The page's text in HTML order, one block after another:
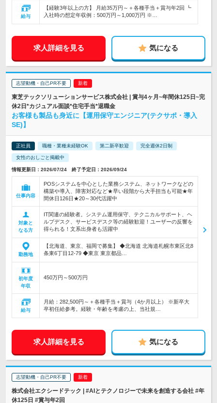
給与
【経験3年以上の方】 月給35万円～＋各種手当＋賞与年2回 ┗
入社時の想定年収例：500万円～1,000万円 ※…
求人詳細を見る 気になる
志望動機・自己PR不要
東芝テックソリューションサービス株式会社 | 賞与4ヶ月~年間休125日~完
休2日*カジュアル面談*住宅手当*退職金
お客様も製品も身近に【運用保守エンジニア(テクサポ・導入
SE)】
正社員 職種・業種未経験OK 第二新卒歓迎 完全週休2日制
女性のおしごと掲載中
情報更新日：2026/07/24 終了予定日：2026/09/24
仕事内容
POSシステムを中心とした業務システム、ネットワークなどの
構築や導入、障害対応など★早い段階から大手担当も可能★年
間休日126日★20～30代活躍中
対象と
なる方
IT関連の経験者。システム運用保守、テクニカルサポート、ヘ
ルプデスク、サービスデスク等の経験歓迎！ユーザーの反響を
得られる！文系出身者も活躍中
勤務地
【北海道、東京、福岡で募集】 ◆北海道 北海道札幌市東区北8
条東6丁目12-79 ◆東京 東京都品…
初年度
年収
450万円～500万円
給与
月給：282,500円～＋各種手当＋賞与（4か月以上） ※新卒大
卒初任給参考。経験・年齢を考慮の上、当社規…
求人詳細を見る 気になる
志望動機・自己PR不要
株式会社エクシードテック | #AIとテクノロジーで未来を創造する会社 #年
休125日 #賞与年2回